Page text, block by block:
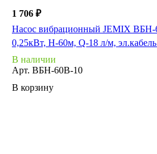
1 706 ₽
Насос вибрационный JEMIX ВБН-
0,25кВт, H-60м, Q-18 л/м,
В наличии
Арт. ВБН-60В-10
В корзину